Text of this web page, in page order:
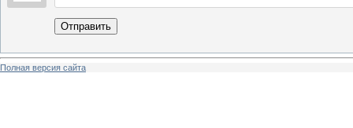
Отправить
Полная версия сайта